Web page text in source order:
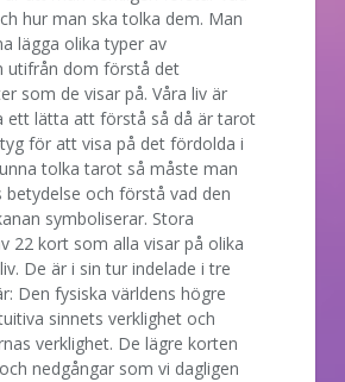
hur man ska tolka dem. Man
lägga olika typer av
utifrån dom förstå det
som de visar på. Våra liv är
ett lätta att förstå så då är tarot
för att visa på det fördolda i
tolka tarot så måste man
betydelse och förstå vad den
symboliserar. Stora
22 kort som alla visar på olika
De är i sin tur indelade i tre
Den fysiska världens högre
sinnets verklighet och
verklighet. De lägre korten
nedgångar som vi dagligen